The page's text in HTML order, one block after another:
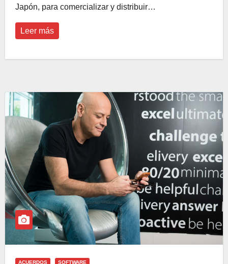
Japón, para comercializar y distribuir…
Leer más
ACUERDOS SOFTWARE